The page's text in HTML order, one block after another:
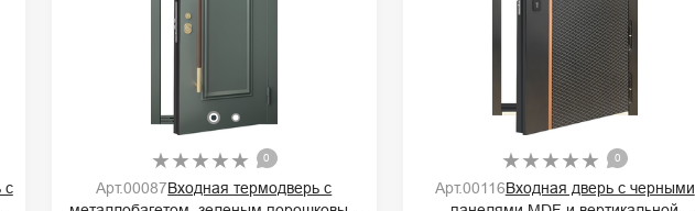
с
0
Арт.00087Входная термодверь с
0
Арт.00116Входная дверь с черными